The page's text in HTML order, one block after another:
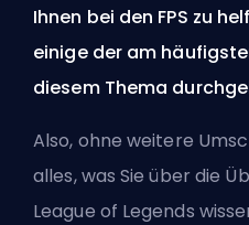
Ihnen bei den FPS zu
einige der am
diesem Thema
Also, ohne weitere
alles, was Sie über die
League of Legends